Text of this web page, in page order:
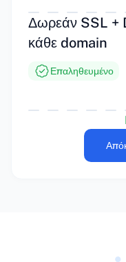
Δωρεάν SSL +
κάθε domain
Επαληθευμένο